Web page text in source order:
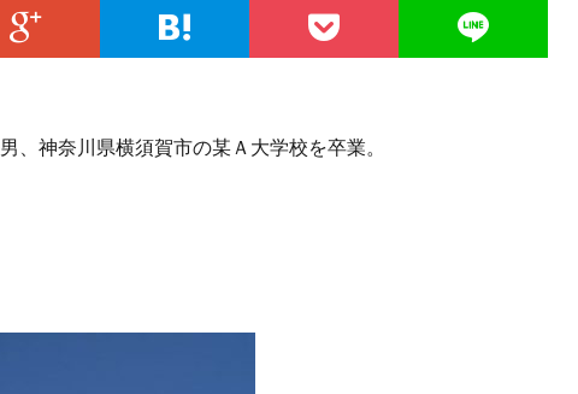
、神奈川県横須賀市の某Ａ大学校を卒業。